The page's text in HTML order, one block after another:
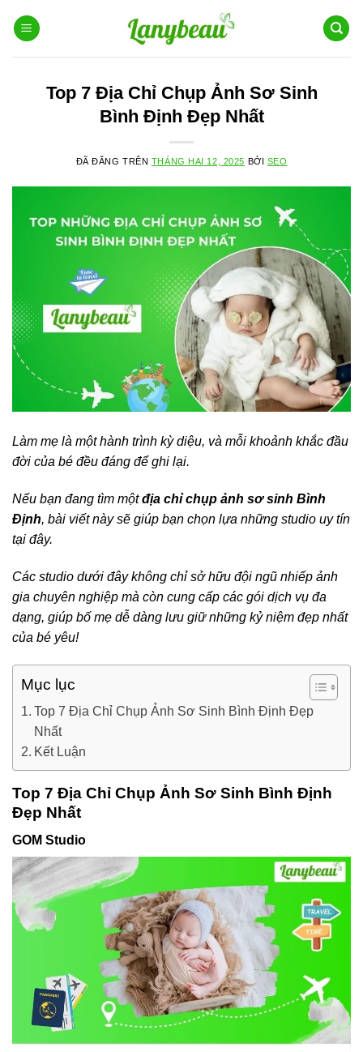
đến
Top 7 Địa Chỉ Chụp Ảnh Sơ Sinh
Bình Định Đẹp Nhất
ĐÃ ĐĂNG TRÊN THÁNG HAI 12, 2025 BỞI SEO
Làm mẹ là một hành trình kỳ diệu, và mỗi khoảnh khắc đầu
đời của bé đều đáng để ghi lại.
Nếu bạn đang tìm mộtđịa chỉ chụp ảnh sơ sinh Bình
Định, bài viết này sẽ giúp bạn chọn lựa những studio uy tín
tại đây.
Các studio dưới đây không chỉ sở hữu đội ngũ nhiếp ảnh
gia chuyên nghiệp mà còn cung cấp các gói dịch vụ đa
dạng, giúp bố mẹ dễ dàng lưu giữ những kỷ niệm đẹp nhất
của bé yêu!
Mục lục
Top 7 Địa Chỉ Chụp Ảnh Sơ Sinh Bình Định Đẹp
Nhất
Kết Luận
Top 7 Địa Chỉ Chụp Ảnh Sơ Sinh Bình Định
Đẹp Nhất
GOM Studio